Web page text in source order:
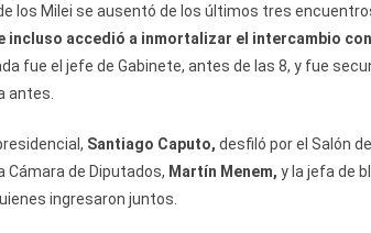
los Milei se ausentó de los últimos tres
incluso accedió a inmortalizar el intercambio
fue el jefe de Gabinete, antes de las 8, y fue
antes.
Santiago Caputo, desfiló por el Salón
Cámara de Diputados, Martín Menem, y la jefa de
ingresaron juntos.